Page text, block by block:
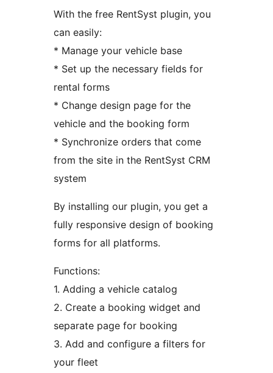
With the free RentSyst plugin, you
can easily:
* Manage your vehicle base
* Set up the necessary fields for
rental forms
* Change design page for the
vehicle and the booking form
* Synchronize orders that come
from the site in the RentSyst CRM
system
By installing our plugin, you get a
fully responsive design of booking
forms for all platforms.
Functions:
1. Adding a vehicle catalog
2. Create a booking widget and
separate page for booking
3. Add and configure a filters for
your fleet